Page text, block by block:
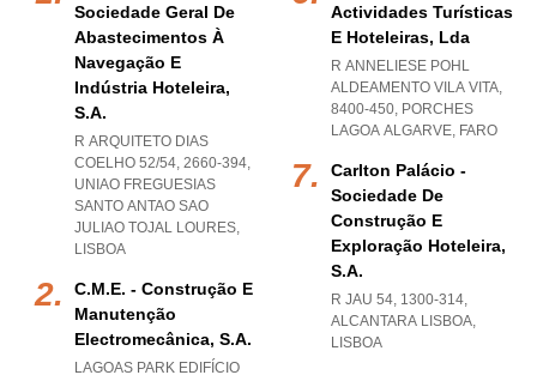
Sociedade Geral De
Abastecimentos À
Navegação E
Indústria Hoteleira,
S.a.
R ARQUITETO DIAS
COELHO 52/54, 2660-394,
UNIAO FREGUESIAS
SANTO ANTAO SAO
JULIAO TOJAL LOURES,
LISBOA
C.m.e. - Construção E
Manutenção
Electromecânica, S.a.
LAGOAS PARK EDIFÍCIO
Actividades Turísticas
E Hoteleiras, Lda
R ANNELIESE POHL
ALDEAMENTO VILA VITA,
8400-450, PORCHES
LAGOA ALGARVE, FARO
Carlton Palácio -
Sociedade De
Construção E
Exploração Hoteleira,
S.a.
R JAU 54, 1300-314,
ALCANTARA LISBOA,
LISBOA